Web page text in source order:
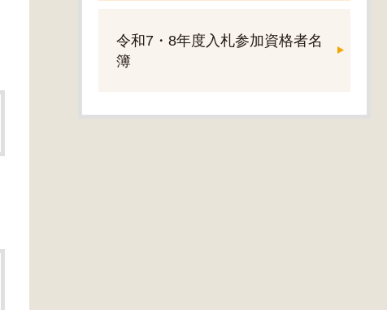
令和7・8年度入札参加資格者名
簿